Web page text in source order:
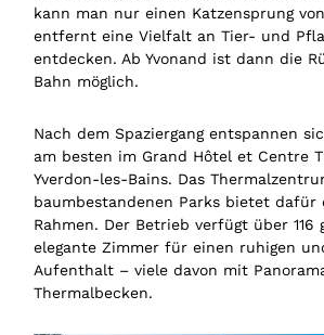
kann man nur einen Katzensprung
entfernt eine Vielfalt an Tier- und
entdecken. Ab Yvonand ist dann die
Bahn möglich.
Nach dem Spaziergang entspannen
am besten im Grand Hôtel et Centre
Yverdon-les-Bains. Das
baumbestandenen Parks bietet dafür
Rahmen. Der Betrieb verfügt über 116
elegante Zimmer für einen ruhigen
Aufenthalt – viele davon mit
Thermalbecken.